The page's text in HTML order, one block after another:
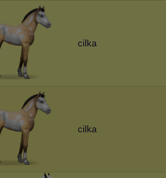
cilka
cilka